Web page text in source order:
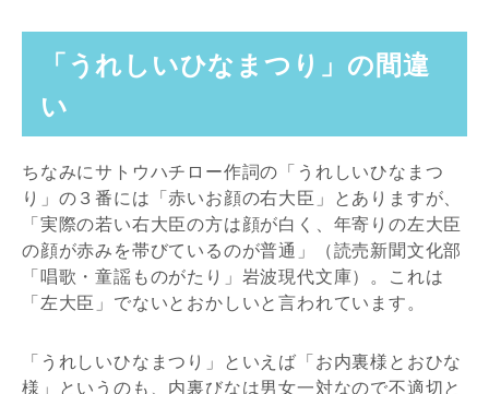
「うれしいひなまつり」の間違
い
ちなみにサトウハチロー作詞の「うれしいひなまつ
り」の３番には「赤いお顔の右大臣」とありますが、
「実際の若い右大臣の方は顔が白く、年寄りの左大臣
の顔が赤みを帯びているのが普通」（読売新聞文化部
「唱歌・童謡ものがたり」岩波現代文庫）。これは
「左大臣」でないとおかしいと言われています。
「うれしいひなまつり」といえば「お内裏様とおひな
様」というのも、内裏びなは男女一対なので不適切と